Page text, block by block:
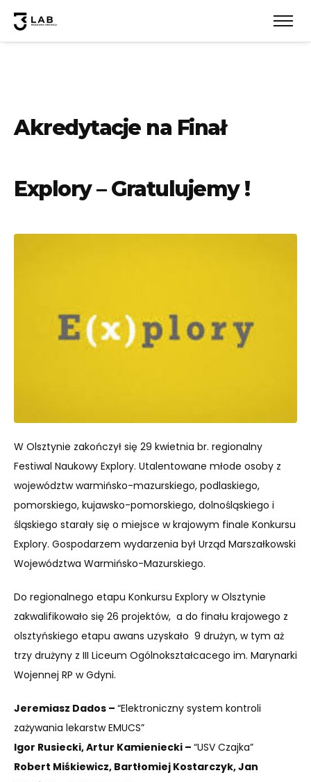
Akredytacje na Finał
Explory – Gratulujemy !
W Olsztynie zakończył się 29 kwietnia br. regionalny
Festiwal Naukowy Explory. Utalentowane młode osoby z
województw warmińsko-mazurskiego, podlaskiego,
pomorskiego, kujawsko-pomorskiego, dolnośląskiego i
śląskiego starały się o miejsce w krajowym finale Konkursu
Explory. Gospodarzem wydarzenia był Urząd Marszałkowski
Województwa Warmińsko-Mazurskiego.
Do regionalnego etapu Konkursu Explory w Olsztynie
zakwalifikowało się 26 projektów, a do finału krajowego z
olsztyńskiego etapu awans uzyskało 9 drużyn, w tym aż
trzy drużyny z III Liceum Ogólnokształcacego im. Marynarki
Wojennej RP w Gdyni.
Jeremiasz Dados – “Elektroniczny system kontroli
zażywania lekarstw EMUCS”
Igor Rusiecki, Artur Kamieniecki – “USV Czajka”
Robert Miśkiewicz, Bartłomiej Kostarczyk, Jan